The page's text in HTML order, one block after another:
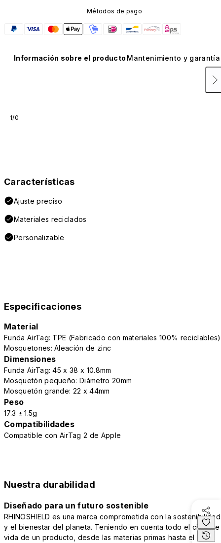
Métodos de pago
Información sobre el producto Mantenimiento y garantía
1/0
Características
Ajuste preciso
Materiales reciclados
Personalizable
Especificaciones
Material
Funda AirTag: TPE (Fabricado con materiales 100% reciclables)
Mosquetones: Aleación de zinc
Dimensiones
Funda AirTag: 45 x 38 x 10.8mm
Mosquetón pequeño: Diámetro 20mm
Mosquetón grande: 22 x 44mm
Peso
17.3 ± 1.5g
Compatibilidades
Compatible con AirTag 2 de Apple
Nuestra durabilidad
Diseñado para un futuro sostenible
RHINOSHIELD es una marca comprometida con la sostenibilidad
y el bienestar del planeta. Teniendo en cuenta todo el ciclo de
vida de un producto, desde las materias primas hasta el